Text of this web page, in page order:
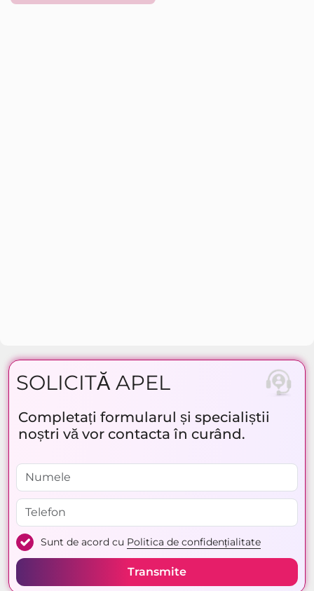
SOLICITĂ APEL
Completați formularul și specialiștii
noștri vă vor contacta în curând.
Sunt de acord cu Politica de confidențialitate
Transmite